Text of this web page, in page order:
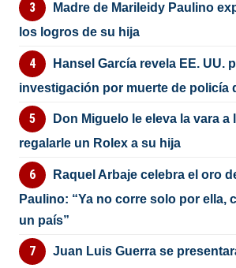
Madre de Marileidy Paulino
los logros de su hija
Hansel García revela EE. UU.
investigación por muerte de policía
Don Miguelo le eleva la vara a
regalarle un Rolex a su hija
Raquel Arbaje celebra el oro
Paulino: “Ya no corre solo por ella,
un país”
Juan Luis Guerra se